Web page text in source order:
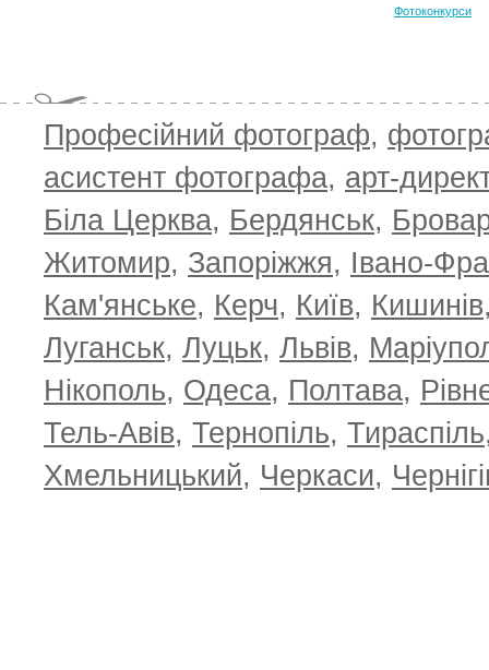
Фотоконкурси
Професійний фотограф,
асистент фотографа, арт-
Біла Церква, Бердянськ,
Житомир, Запоріжжя, Івано-
Кам'янське, Керч, Київ, Кишинів
Луганськ, Луцьк, Львів,
Нікополь, Одеса, Полтава,
Тель-Авів, Тернопіль, Тираспіль
Хмельницький, Черкаси,